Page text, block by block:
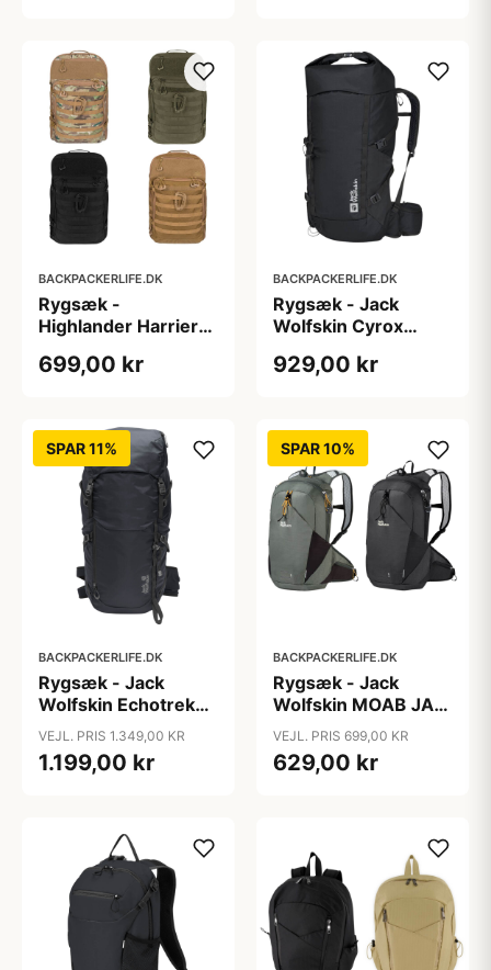
BACKPACKERLIFE.DK
Rygsæk -
Highlander Harrier
699,00 kr
BACKPACKERLIFE.DK
Rygsæk - Jack
Wolfskin Cyrox
- Sort
929,00 kr
SPAR 11%
BACKPACKERLIFE.DK
Rygsæk - Jack
Wolfskin Echotrek
Shape 30 S-L - Sort
VEJL. PRIS 1.349,00 KR
1.199,00 kr
SPAR 10%
BACKPACKERLIFE.DK
Rygsæk - Jack
Wolfskin MOAB JAM
- 16 liter
VEJL. PRIS 699,00 KR
629,00 kr